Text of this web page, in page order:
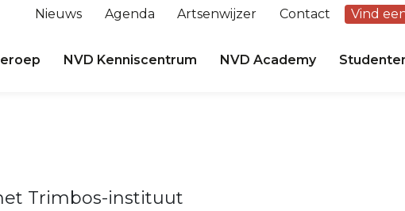
Nieuws Agenda Artsenwijzer Contact Vind
NVD Kenniscentrum NVD Academy
Trimbos-instituut